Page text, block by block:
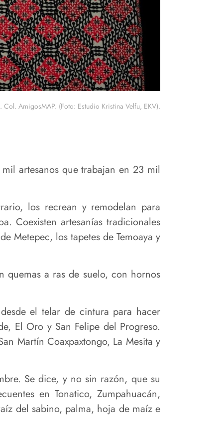
AmigosMAP. (Foto: Estudio Kristina Velfu, EKV).
artesanos que trabajan en 23 mil
los recrean y remodelan para
Coexisten artesanías tradicionales
Metepec, los tapetes de Temoaya y
quemas a ras de suelo, con hornos
el telar de cintura para hacer
El Oro y San Felipe del Progreso.
Martín Coaxpaxtongo, La Mesita y
Se dice, y no sin razón, que su
en Tonatico, Zumpahuacán,
del sabino, palma, hoja de maíz e